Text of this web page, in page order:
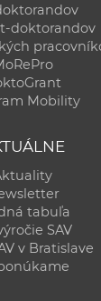
doktorandov
Mobility
tabuľa
SAV
v Bratislave